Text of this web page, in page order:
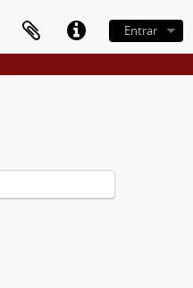
Entrar